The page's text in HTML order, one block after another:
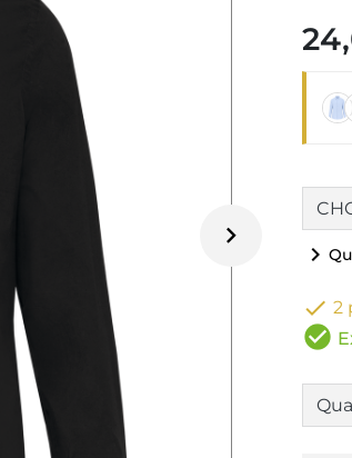

chevron_right
 2
check_circle